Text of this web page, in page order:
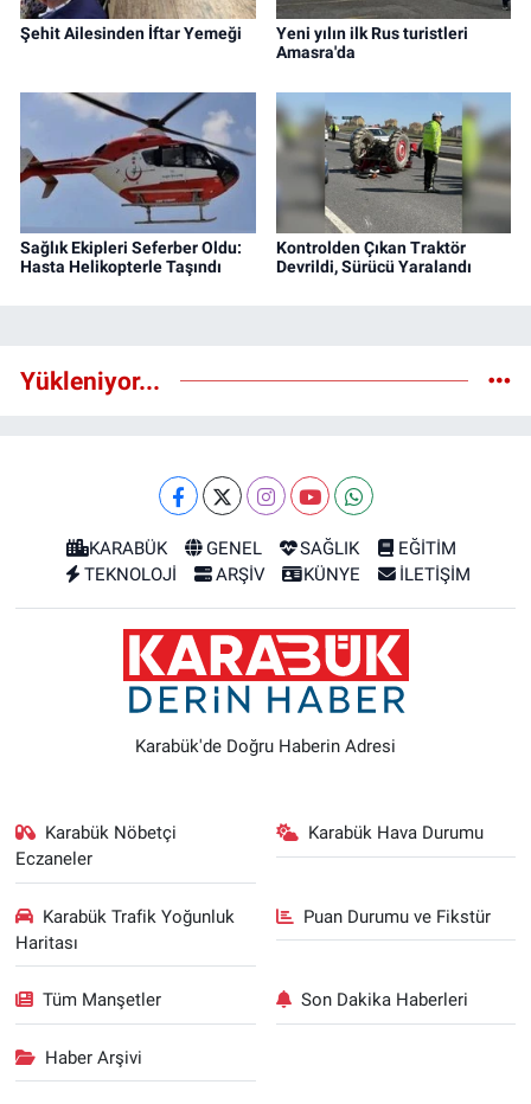
Şehit Ailesinden İftar Yemeği
Yeni yılın ilk Rus turistleri
Amasra'da
Sağlık Ekipleri Seferber Oldu:
Hasta Helikopterle Taşındı
Kontrolden Çıkan Traktör
Devrildi, Sürücü Yaralandı
Yükleniyor...
KARABÜK GENEL SAĞLIK
EĞİTİM
TEKNOLOJİ
ARŞİV KÜNYE İLETİŞİM
Karabük'de Doğru Haberin Adresi
Karabük Nöbetçi
Eczaneler
Karabük Hava Durumu
Karabük Trafik Yoğunluk
Haritası
Puan Durumu ve Fikstür
Tüm Manşetler Son Dakika Haberleri
Haber Arşivi